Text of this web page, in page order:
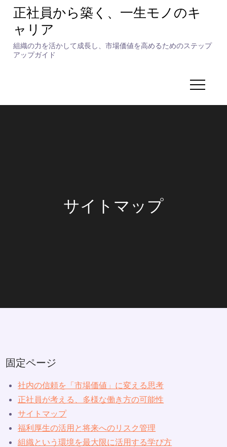
Skip
content
正社員から築く、一生モノのキ
ャリア
組織の力を活かして成長し、市場価値を高めるためのステップ
アップガイド
サイトマップ
固定ページ
社内の信頼を「市場価値」に変える思考
正社員が考える、多様な働き方の可能性
サイトマップ
福利厚生の活用と将来へのリスク管理
組織という環境を最大限に活用する学び方